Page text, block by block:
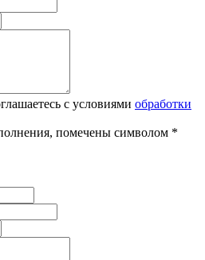
с условиями обработки
помечены символом *